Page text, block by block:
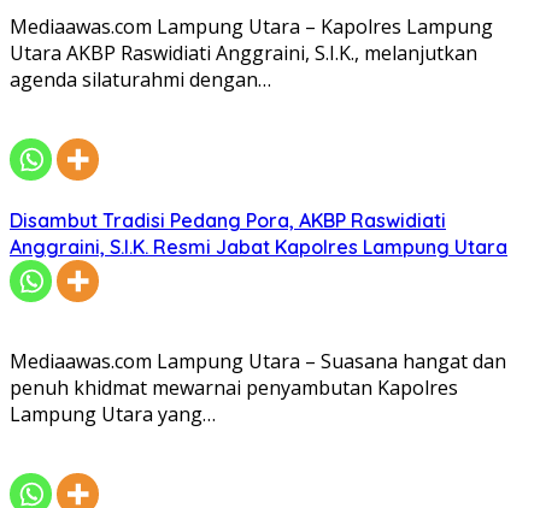
Mediaawas.com Lampung Utara – Kapolres Lampung
Utara AKBP Raswidiati Anggraini, S.I.K., melanjutkan
agenda silaturahmi dengan…
Disambut Tradisi Pedang Pora, AKBP Raswidiati
Anggraini, S.I.K. Resmi Jabat Kapolres Lampung Utara
Mediaawas.com Lampung Utara – Suasana hangat dan
penuh khidmat mewarnai penyambutan Kapolres
Lampung Utara yang…